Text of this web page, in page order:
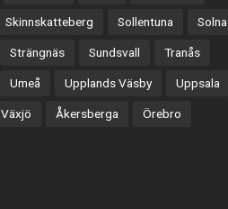
Skinnskatteberg Sollentuna Solna
Strängnäs Sundsvall Tranås
Umeå Upplands Väsby Uppsala
Växjö Åkersberga Örebro